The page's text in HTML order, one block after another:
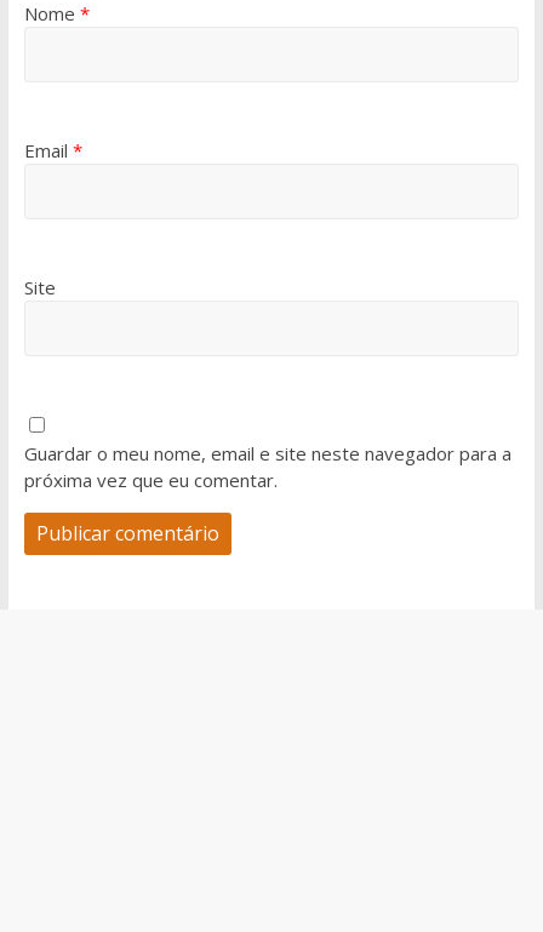
Nome *
Email *
Site
Guardar o meu nome, email e site neste navegador para a
próxima vez que eu comentar.